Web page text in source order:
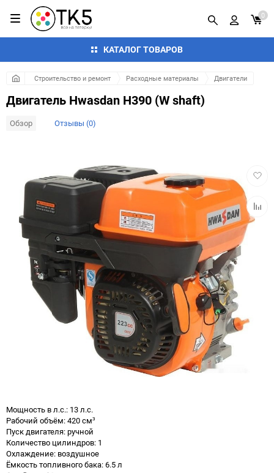
КАТАЛОГ ТОВАРОВ
0
Строительство и ремонт Расходные материалы Двигатели
Двигатель Hwasdan H390 (W shaft)
Обзор Отзывы (0)
к
Мощность в л.с.: 13 л.с.
Рабочий объём: 420 см³
Пуск двигателя: ручной
Количество цилиндров: 1
Охлаждение: воздушное
Ёмкость топливного бака: 6.5 л